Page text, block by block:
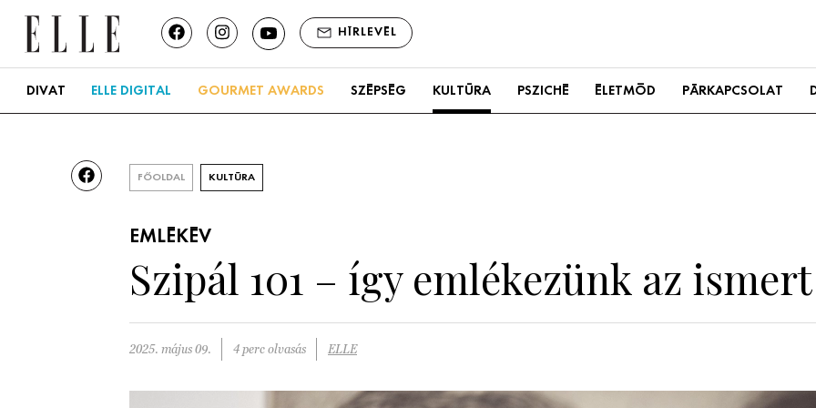
HÍRLEVÉL
DIVAT ELLE DIGITAL GOURMET AWARDS SZÉPSÉG KULTÚRA PSZICHÉ ÉLETMÓD PÁRKAPCSOLAT
FŐOLDAL KULTÚRA
EMLÉKÉV
Szipál 101 – így emlékezünk az
2025. május 09. 4 perc olvasás ELLE